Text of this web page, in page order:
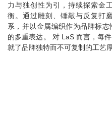
力与独创性为引，持续探索金
衡。通过雕刻、锤敲与反复打
系，并以金属编织作为品牌标
的多重表达。 对 LaS 而言，每
就了品牌独特而不可复制的工艺